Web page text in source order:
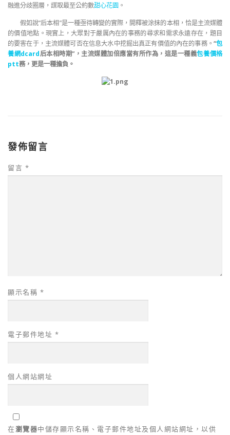
融進分歧圈層，謀取最至公約數甜心花園 。
假如說“后本相”是一種亟待轉變的實際，開釋被涂抹的本相，恰是主流媒體
的價值地點。現實上，大眾對于嚴厲內在的事務的尋求和需求永遠存在，題目
的要害在于，主流媒體可否在信息大水中挖掘出真正有價值的內在的事務。 “包
養網dcard后本相時期”，主流媒體加倍應當有所作為，這是一種義包養價格
ptt務，更是一種擔負。
發佈留言
留言 *
顯示名稱 *
電子郵件地址 *
個人網站網址
在瀏覽器中儲存顯示名稱、電子郵件地址及個人網站網址，以供